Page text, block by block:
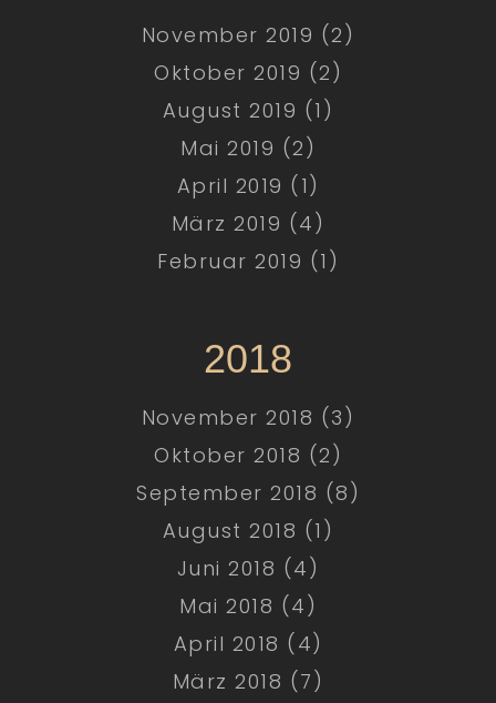
November 2019 (2)
Oktober 2019 (2)
August 2019 (1)
Mai 2019 (2)
April 2019 (1)
März 2019 (4)
Februar 2019 (1)
2018
November 2018 (3)
Oktober 2018 (2)
September 2018 (8)
August 2018 (1)
Juni 2018 (4)
Mai 2018 (4)
April 2018 (4)
März 2018 (7)